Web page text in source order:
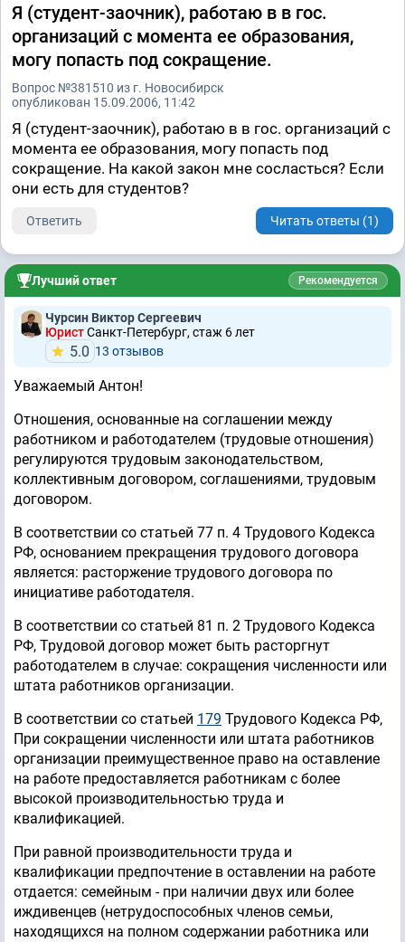
Я (студент-заочник), работаю в в гос.
организаций с момента ее образования,
могу попасть под сокращение.
Вопрос №381510 из г. Новосибирск
опубликован 15.09.2006, 11:42
Я (студент-заочник), работаю в в гос. организаций с
момента ее образования, могу попасть под
сокращение. На какой закон мне сосласться? Если
они есть для студентов?
Ответить Читать ответы (1)
Лучший ответ Рекомендуется
Чурсин Виктор Сергеевич
ЮристСанкт-Петербург, стаж 6 лет
5.0 13 отзывов
Уважаемый Антон!
Отношения, основанные на соглашении между
работником и работодателем (трудовые отношения)
регулируются трудовым законодательством,
коллективным договором, соглашениями, трудовым
договором.
В соответствии со статьей 77 п. 4 Трудового Кодекса
РФ, основанием прекращения трудового договора
является: расторжение трудового договора по
инициативе работодателя.
В соответствии со статьей 81 п. 2 Трудового Кодекса
РФ, Трудовой договор может быть расторгнут
работодателем в случае: сокращения численности или
штата работников организации.
В соответствии со статьей 179 Трудового Кодекса РФ,
При сокращении численности или штата работников
организации преимущественное право на оставление
на работе предоставляется работникам с более
высокой производительностью труда и
квалификацией.
При равной производительности труда и
квалификации предпочтение в оставлении на работе
отдается: семейным - при наличии двух или более
иждивенцев (нетрудоспособных членов семьи,
находящихся на полном содержании работника или